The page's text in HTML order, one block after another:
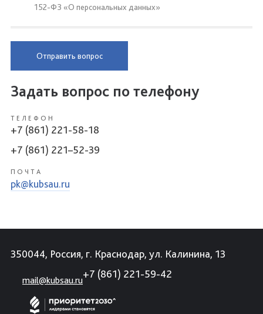
152-ФЗ «О персональных данных»
Отправить вопрос
Задать вопрос по телефону
ТЕЛЕФОН
+7 (861) 221-58-18
+7 (861) 221–52-39
ПОЧТА
pk@kubsau.ru
350044, Россия, г. Краснодар, ул. Калинина, 13
mail@kubsau.ru
+7 (861) 221-59-42